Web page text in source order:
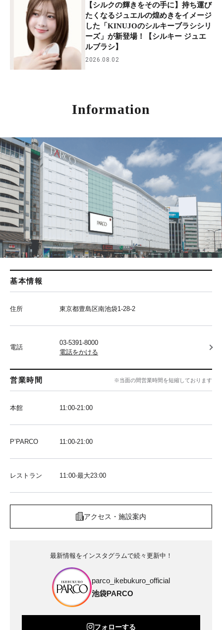
【シルクの輝きをその手に】持ち運び
たくなるジュエルの煌めきをイメージ
した「KINUJOのシルキーブラシシリ
ーズ」が新登場！【シルキー ジュエ
ルブラシ】
2026.08.02
Information
基本情報
住所 東京都豊島区南池袋1-28-2
電話
03-5391-8000
電話をかける
営業時間 ※当面の間営業時間を短縮しております
本館 11:00-21:00
P’PARCO 11:00-21:00
レストラン 11:00-最大23:00
アクセス・施設案内
最新情報をインスタグラムで続々更新中！
parco_ikebukuro_official
池袋PARCO
フォローする